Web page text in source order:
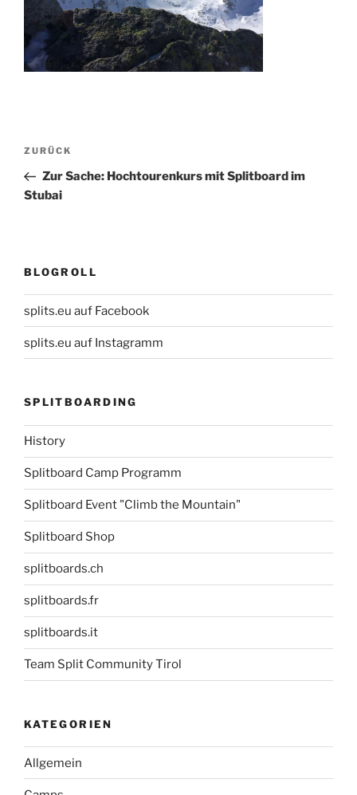
Beitragsnavigation
Vorheriger
Beitrag
ZURÜCK
Zur Sache: Hochtourenkurs mit Splitboard im
Stubai
BLOGROLL
splits.eu auf Facebook
splits.eu auf Instagramm
SPLITBOARDING
History
Splitboard Camp Programm
Splitboard Event "Climb the Mountain"
Splitboard Shop
splitboards.ch
splitboards.fr
splitboards.it
Team Split Community Tirol
KATEGORIEN
Allgemein